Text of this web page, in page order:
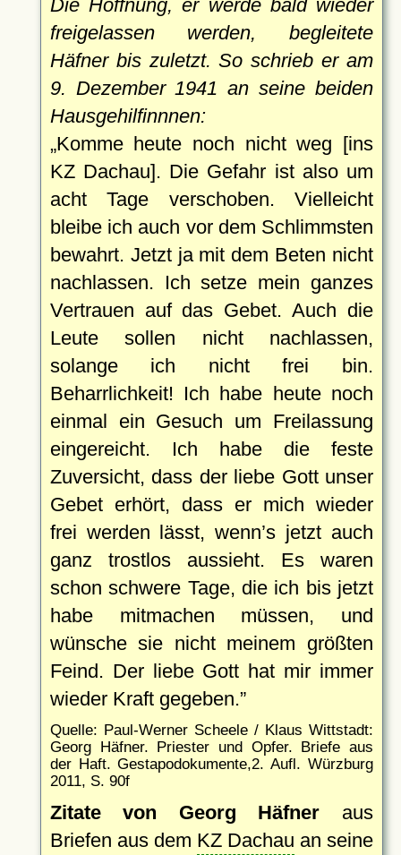
Die Hoffnung, er werde bald wieder
freigelassen werden, begleitete
Häfner bis zuletzt. So schrieb er am
9. Dezember 1941 an seine beiden
Hausgehilfinnnen:
Komme heute noch nicht weg [ins
KZ Dachau]. Die Gefahr ist also um
acht Tage verschoben. Vielleicht
bleibe ich auch vor dem Schlimmsten
bewahrt. Jetzt ja mit dem Beten nicht
nachlassen. Ich setze mein ganzes
Vertrauen auf das Gebet. Auch die
Leute sollen nicht nachlassen,
solange ich nicht frei bin.
Beharrlichkeit! Ich habe heute noch
einmal ein Gesuch um Freilassung
eingereicht. Ich habe die feste
Zuversicht, dass der liebe Gott unser
Gebet erhört, dass er mich wieder
frei werden lässt, wenn’s jetzt auch
ganz trostlos aussieht. Es waren
schon schwere Tage, die ich bis jetzt
habe mitmachen müssen, und
wünsche sie nicht meinem größten
Feind. Der liebe Gott hat mir immer
wieder Kraft gegeben.
Quelle: Paul-Werner Scheele / Klaus Wittstadt:
Georg Häfner. Priester und Opfer. Briefe aus
der Haft. Gestapodokumente,2. Aufl. Würzburg
2011, S. 90f
Zitate von Georg Häfner aus
Briefen aus dem KZ Dachau an seine